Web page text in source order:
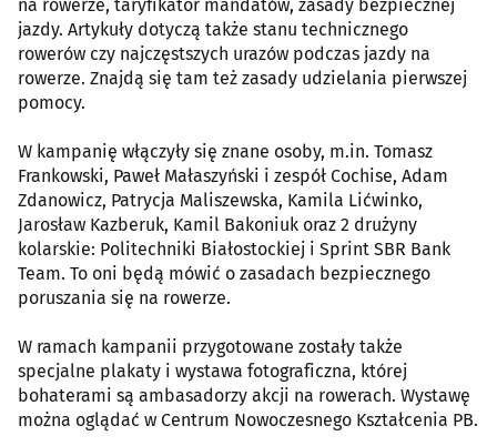
na rowerze, taryfikator mandatów, zasady bezpiecznej
jazdy. Artykuły dotyczą także stanu technicznego
rowerów czy najczęstszych urazów podczas jazdy na
rowerze. Znajdą się tam też zasady udzielania pierwszej
pomocy.
W kampanię włączyły się znane osoby, m.in. Tomasz
Frankowski, Paweł Małaszyński i zespół Cochise, Adam
Zdanowicz, Patrycja Maliszewska, Kamila Lićwinko,
Jarosław Kazberuk, Kamil Bakoniuk oraz 2 drużyny
kolarskie: Politechniki Białostockiej i Sprint SBR Bank
Team. To oni będą mówić o zasadach bezpiecznego
poruszania się na rowerze.
W ramach kampanii przygotowane zostały także
specjalne plakaty i wystawa fotograficzna, której
bohaterami są ambasadorzy akcji na rowerach. Wystawę
można oglądać w Centrum Nowoczesnego Kształcenia PB.